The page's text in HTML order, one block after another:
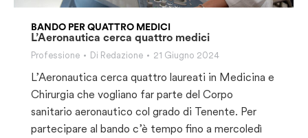
BANDO PER QUATTRO MEDICI
L’Aeronautica cerca quattro medici
Professione Di Redazione 21 Giugno 2024
L’Aeronautica cerca quattro laureati in Medicina e
Chirurgia che vogliano far parte del Corpo
sanitario aeronautico col grado di Tenente. Per
partecipare al bando c’è tempo fino a mercoledì